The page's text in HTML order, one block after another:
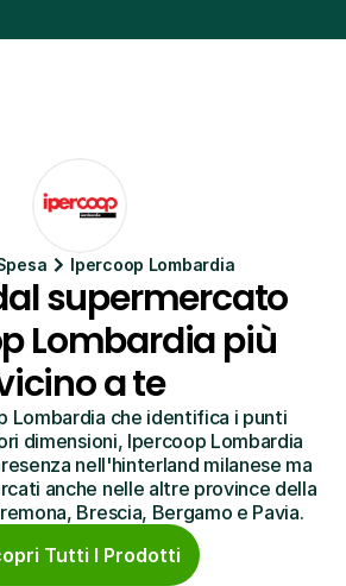
Ipercoop Lombardia
supermercato
Lombardia più
a te
Lombardia che identifica i punti
dimensioni, Ipercoop Lombardia
nell'hinterland milanese ma
anche nelle altre province della
Brescia, Bergamo e Pavia.
Tutti I Prodotti